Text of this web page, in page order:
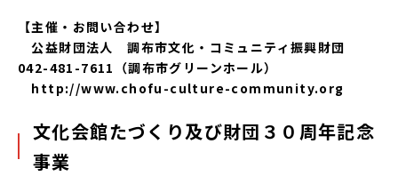
【主催・お問い合わせ】
公益財団法人 調布市文化・コミュニティ振興財団
042-481-7611（調布市グリーンホール）
http://www.chofu-culture-community.org
文化会館たづくり及び財団３０周年記念
事業